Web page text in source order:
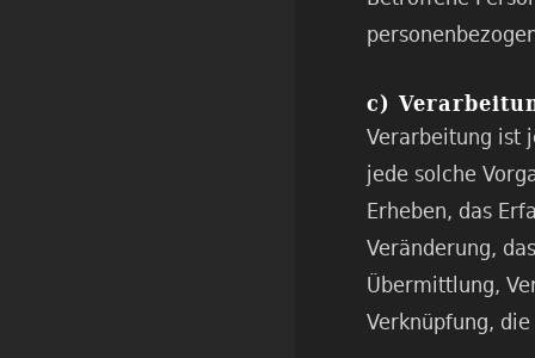
c)
Verarbeitung ist
jede solche
Erheben, das
Veränderung,
Übermittlung,
Verknüpfung,